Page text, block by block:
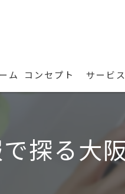
ム コンセプト サービス
探る大